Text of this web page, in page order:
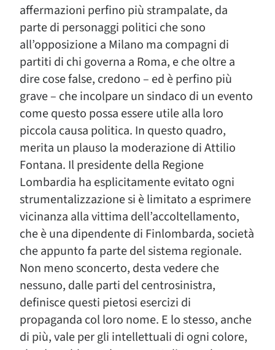
affermazioni perfino più strampalate, da
parte di personaggi politici che sono
all’opposizione a Milano ma compagni di
partiti di chi governa a Roma, e che oltre a
dire cose false, credono – ed è perfino più
grave – che incolpare un sindaco di un evento
come questo possa essere utile alla loro
piccola causa politica. In questo quadro,
merita un plauso la moderazione di Attilio
Fontana. Il presidente della Regione
Lombardia ha esplicitamente evitato ogni
strumentalizzazione si è limitato a esprimere
vicinanza alla vittima dell’accoltellamento,
che è una dipendente di Finlombarda, società
che appunto fa parte del sistema regionale.
Non meno sconcerto, desta vedere che
nessuno, dalle parti del centrosinistra,
definisce questi pietosi esercizi di
propaganda col loro nome. E lo stesso, anche
di più, vale per gli intellettuali di ogni colore,